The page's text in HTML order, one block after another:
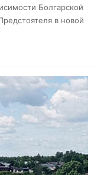
Болгарской
в новой